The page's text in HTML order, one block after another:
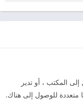
المكتب ، أو تدير